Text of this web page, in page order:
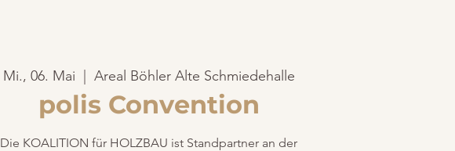
Mi., 06. Mai Areal Böhler Alte Schmiedehalle
polis Convention
Die KOALITION für HOLZBAU ist Standpartner an der